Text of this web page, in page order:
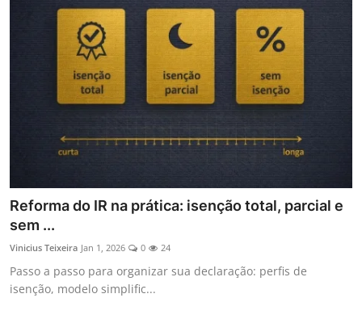
Reforma do IR na prática: isenção total, parcial e
sem ...
Vinicius Teixeira Jan 1, 2026 0 24
Passo a passo para organizar sua declaração: perfis de
isenção, modelo simplific...